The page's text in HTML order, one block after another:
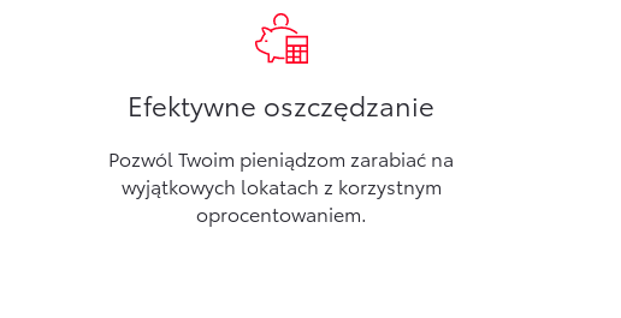
Efektywne oszczędzanie
Pozwól Twoim pieniądzom zarabiać na
wyjątkowych lokatach z korzystnym
oprocentowaniem.